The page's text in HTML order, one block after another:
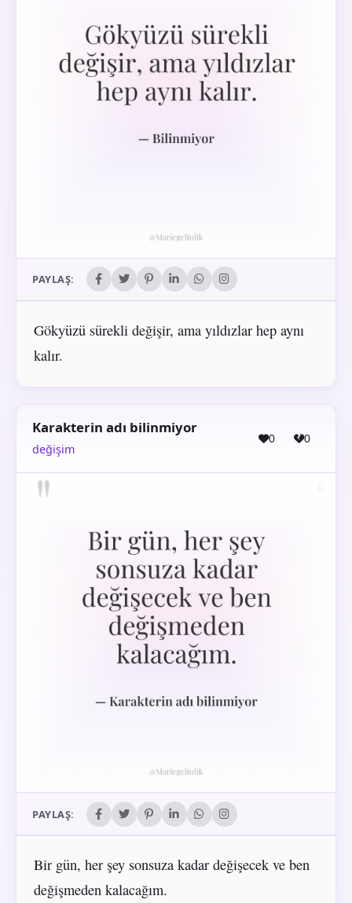
PAYLAŞ:
Gökyüzü sürekli değişir, ama yıldızlar hep aynı
kalır.
Karakterin adı bilinmiyor
değişim
0 0
PAYLAŞ:
Bir gün, her şey sonsuza kadar değişecek ve ben
değişmeden kalacağım.